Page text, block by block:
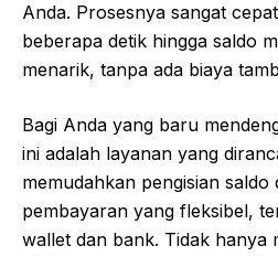
Anda. Prosesnya sangat
beberapa detik hingga saldo
menarik, tanpa ada biaya
Bagi Anda yang baru
ini adalah layanan yang
memudahkan pengisian saldo
pembayaran yang fleksibel,
wallet dan bank. Tidak hanya